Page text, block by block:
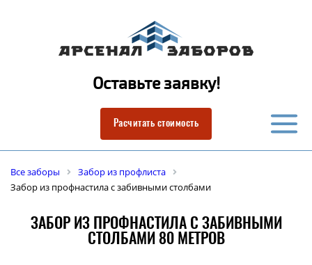
Оставьте заявку!
Расчитать стоимость
Все заборы
Забор из профлиста
Забор из профнастила с забивными столбами
ЗАБОР ИЗ ПРОФНАСТИЛА С ЗАБИВНЫМИ
СТОЛБАМИ 80 МЕТРОВ